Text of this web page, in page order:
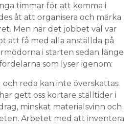
timmar för att komma i
åt att organisera och märka
Men när det jobbet väl var
att få med alla anställda på
i starten sedan länge
som lyser igenom:
reda kan inte överskattas.
gett oss kortare ställtider i
minskat materialsvinn och
Arbetet med att inventera